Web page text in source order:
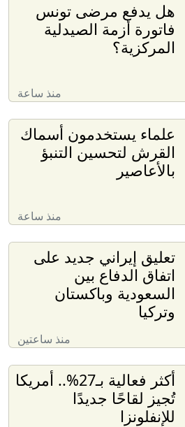
هل يدفع مرضى تونس
فاتورة أزمة الصيدلية
المركزية؟
منذ ساعة
علماء يستخدمون أسماك
القرش لتحسين التنبؤ
بالأعاصير
منذ ساعة
تعليق إيراني جديد على
اتفاق الدفاع بين
السعودية وباكستان
وتركيا
منذ ساعتين
أكثر فعالية بـ27%.. أمريكا
تُجيز لقاحًا جديدًا
للإنفلونزا